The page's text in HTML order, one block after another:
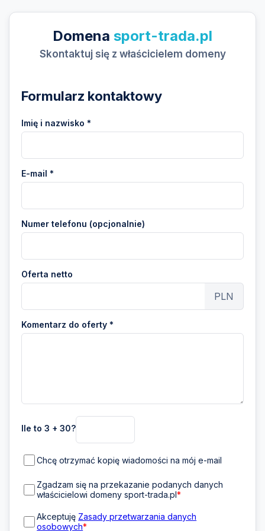
Domena sport-trada.pl
Skontaktuj się z właścicielem domeny
Formularz kontaktowy
Imię i nazwisko *
E-mail *
Numer telefonu (opcjonalnie)
Oferta netto
PLN
Komentarz do oferty *
Ile to 3 + 30?
Chcę otrzymać kopię wiadomości na mój e-mail
Zgadzam się na przekazanie podanych danych
właścicielowi domeny sport-trada.pl*
Akceptuję Zasady przetwarzania danych
osobowych*